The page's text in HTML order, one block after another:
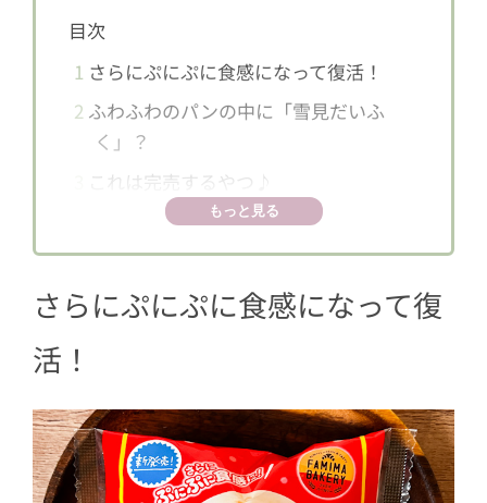
目次
1 さらにぷにぷに食感になって復活！
2 ふわふわのパンの中に「雪見だいふ
く」？
これは完売するやつ♪
もっと見る
さらにぷにぷに食感になって復
活！